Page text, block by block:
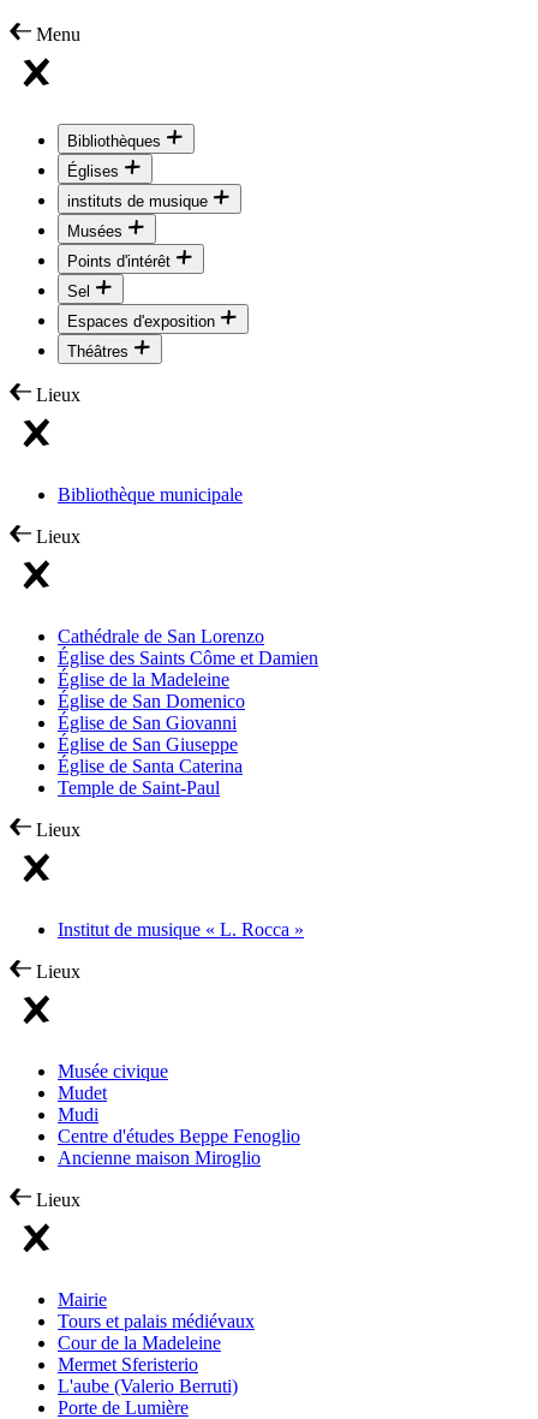
Menu
Bibliothèques
Églises
instituts de musique
Musées
Points d'intérêt
Sel
Espaces d'exposition
Théâtres
Lieux
Bibliothèque municipale
Lieux
Cathédrale de San Lorenzo
Église des Saints Côme et Damien
Église de la Madeleine
Église de San Domenico
Église de San Giovanni
Église de San Giuseppe
Église de Santa Caterina
Temple de Saint-Paul
Lieux
Institut de musique « L. Rocca »
Lieux
Musée civique
Mudet
Mudi
Centre d'études Beppe Fenoglio
Ancienne maison Miroglio
Lieux
Mairie
Tours et palais médiévaux
Cour de la Madeleine
Mermet Sferisterio
L'aube (Valerio Berruti)
Porte de Lumière